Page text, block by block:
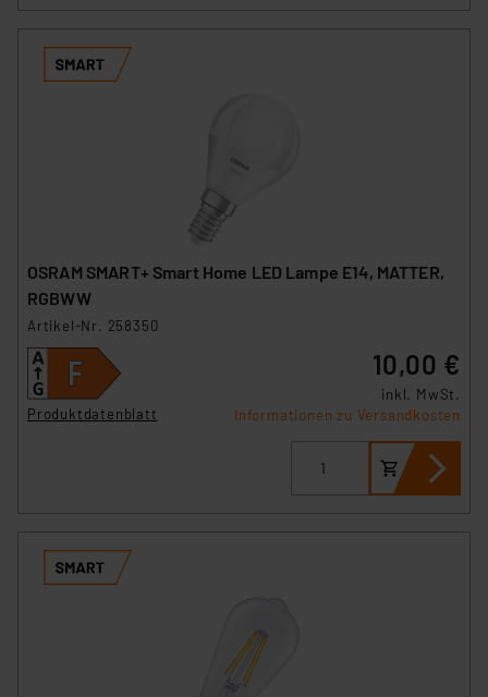
OSRAM SMART+ Smart Home LED Lampe E14, MATTER,
RGBWW
Artikel-Nr. 258350
Produktdatenblatt
10,00 €
inkl. MwSt.
Informationen zu Versandkosten